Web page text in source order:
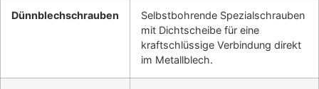
Dünnblechschrauben
Selbstbohrende Spezialschrauben
mit Dichtscheibe für eine
kraftschlüssige Verbindung direkt
im Metallblech.